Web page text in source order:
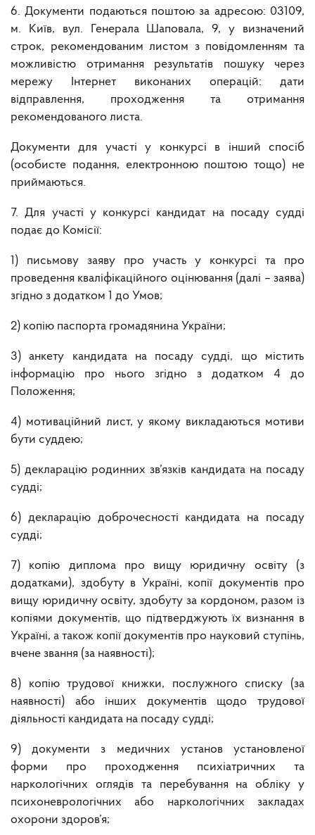
6. Документи подаються поштою за адресою: 03109,
м. Київ, вул. Генерала Шаповала, 9, у визначений
строк, рекомендованим листом з повідомленням та
можливістю отримання результатів пошуку через
мережу Інтернет виконаних операцій: дати
відправлення, проходження та отримання
рекомендованого листа.
Документи для участі у конкурсі в інший спосіб
(особисте подання, електронною поштою тощо) не
приймаються.
7. Для участі у конкурсі кандидат на посаду судді
подає до Комісії:
1) письмову заяву про участь у конкурсі та про
проведення кваліфікаційного оцінювання (далі – заява)
згідно з додатком 1 до Умов;
2) копію паспорта громадянина України;
3) анкету кандидата на посаду судді, що містить
інформацію про нього згідно з додатком 4 до
Положення;
4) мотиваційний лист, у якому викладаються мотиви
бути суддею;
5) декларацію родинних зв’язків кандидата на посаду
судді;
6) декларацію доброчесності кандидата на посаду
судді;
7) копію диплома про вищу юридичну освіту (з
додатками), здобуту в Україні, копії документів про
вищу юридичну освіту, здобуту за кордоном, разом із
копіями документів, що підтверджують їх визнання в
Україні, а також копії документів про науковий ступінь,
вчене звання (за наявності);
8) копію трудової книжки, послужного списку (за
наявності) або інших документів щодо трудової
діяльності кандидата на посаду судді;
9) документи з медичних установ установленої
форми про проходження психіатричних та
наркологічних оглядів та перебування на обліку у
психоневрологічних або наркологічних закладах
охорони здоров’я;